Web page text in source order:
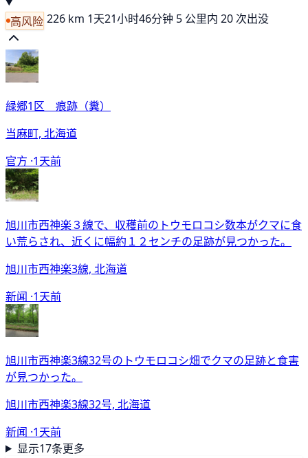
高风险 226 km 1天21小时46分钟 5 公里内 20 次出没
緑郷1区 痕跡（糞）
当麻町, 北海道
官方 ·1天前
旭川市西神楽３線で、収穫前のトウモロコシ数本がクマに食
い荒らされ、近くに幅約１２センチの足跡が見つかった。
旭川市西神楽3線, 北海道
新闻 ·1天前
旭川市西神楽3線32号のトウモロコシ畑でクマの足跡と食害
が見つかった。
旭川市西神楽3線32号, 北海道
新闻 ·1天前
显示17条更多